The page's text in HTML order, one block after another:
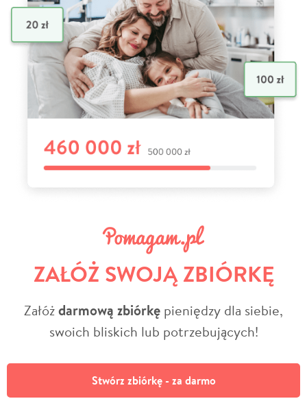
ZAŁÓŻ SWOJĄ ZBIÓRKĘ
Załóżdarmową zbiórkę pieniędzy dla siebie,
swoich bliskich lub potrzebujących!
Stwórz zbiórkę - za darmo